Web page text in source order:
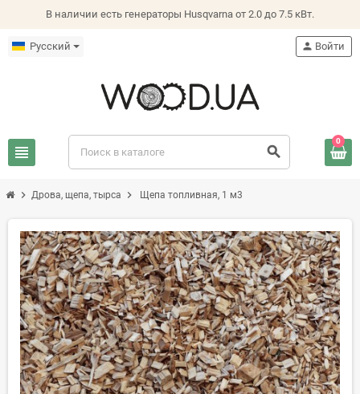
В наличии есть генераторы Husqvarna от 2.0 до 7.5 кВт.
Русский
view_headline search
person Войти
0
chevron_right Дрова, щепа, тырса chevron_right Щепа топливная, 1 м3